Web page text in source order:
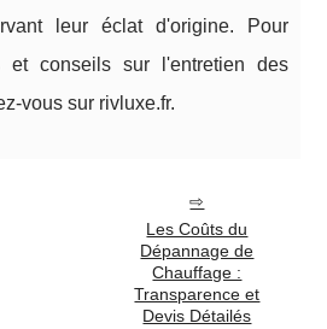
leur éclat d'origine. Pour
et conseils sur l'entretien des
vous sur rivluxe.fr.
Les Coûts du
Dépannage de
Chauffage :
Transparence et
Devis Détailés